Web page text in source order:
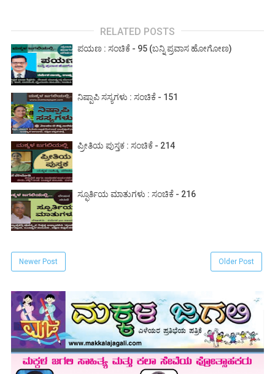
RELATED POSTS
ಪಯಣ : ಸಂಚಿಕೆ - 95 (ಬನ್ನಿ ಪ್ರವಾಸ ಹೋಗೋಣ)
ನಿಷ್ಪಾಪಿ ಸಸ್ಯಗಳು : ಸಂಚಿಕೆ - 151
ಪ್ರೀತಿಯ ಪುಸ್ತಕ : ಸಂಚಿಕೆ - 214
ಸ್ಫೂರ್ತಿಯ ಮಾತುಗಳು : ಸಂಚಿಕೆ - 216
Newer Post Older Post